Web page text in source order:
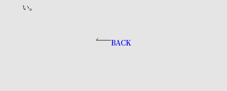
い。
BACK